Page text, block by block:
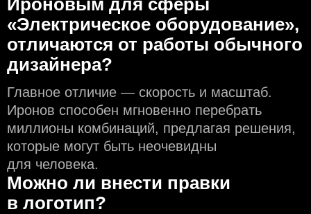
Ироновым для сферы
«Электрическое оборудование»,
отличаются от работы обычного
дизайнера?
Главное отличие — скорость и масштаб.
Иронов способен мгновенно перебрать
миллионы комбинаций, предлагая решения,
которые могут быть неочевидны
для человека.
Можно ли внести правки
в логотип?